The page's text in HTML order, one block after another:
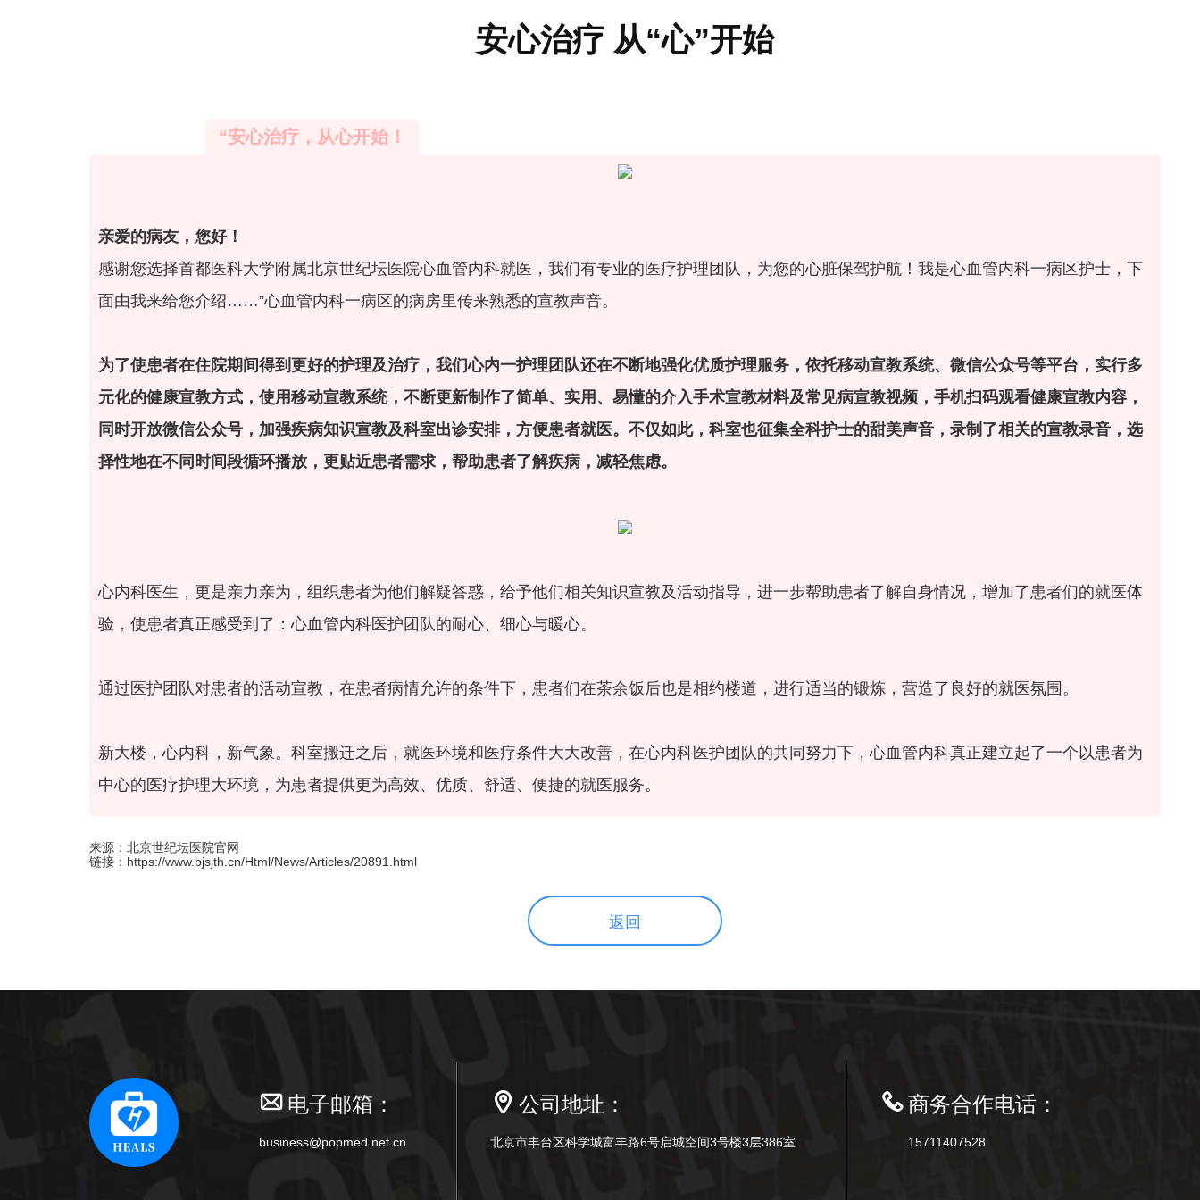
安心治疗 从“心”开始
“安心治疗，从心开始！
亲爱的病友，您好！
感谢您选择首都医科大学附属北京世纪坛医院心血管内科就医，我们有专业的医疗护理团队，为您的心脏保驾护航！我是心血管内科一病区护士，下
面由我来给您介绍……”心血管内科一病区的病房里传来熟悉的宣教声音。
为了使患者在住院期间得到更好的护理及治疗，我们心内一护理团队还在不断地强化优质护理服务，依托移动宣教系统、微信公众号等平台，实行多
元化的健康宣教方式，使用移动宣教系统，不断更新制作了简单、实用、易懂的介入手术宣教材料及常见病宣教视频，手机扫码观看健康宣教内容，
同时开放微信公众号，加强疾病知识宣教及科室出诊安排，方便患者就医。不仅如此，科室也征集全科护士的甜美声音，录制了相关的宣教录音，选
择性地在不同时间段循环播放，更贴近患者需求，帮助患者了解疾病，减轻焦虑。
心内科医生，更是亲力亲为，组织患者为他们解疑答惑，给予他们相关知识宣教及活动指导，进一步帮助患者了解自身情况，增加了患者们的就医体
验，使患者真正感受到了：心血管内科医护团队的耐心、细心与暖心。
通过医护团队对患者的活动宣教，在患者病情允许的条件下，患者们在茶余饭后也是相约楼道，进行适当的锻炼，营造了良好的就医氛围。
新大楼，心内科，新气象。科室搬迁之后，就医环境和医疗条件大大改善，在心内科医护团队的共同努力下，心血管内科真正建立起了一个以患者为
中心的医疗护理大环境，为患者提供更为高效、优质、舒适、便捷的就医服务。
来源：北京世纪坛医院官网
链接： https://www.bjsjth.cn/Html/News/Articles/20891.html
返回
电子邮箱：
business@popmed.net.cn
公司地址：
北京市丰台区科学城富丰路6号启城空间3号楼3层386室
商务合作电话：
15711407528